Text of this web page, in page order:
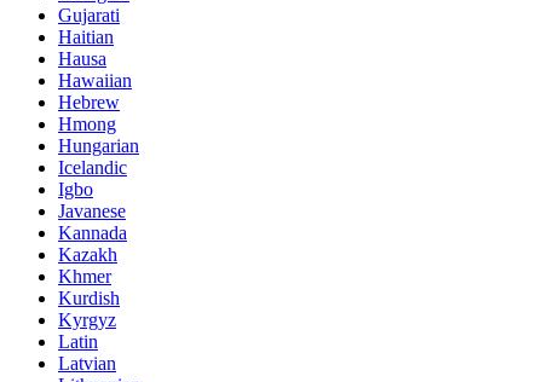
Gujarati
Haitian
Hausa
Hawaiian
Hebrew
Hmong
Hungarian
Icelandic
Igbo
Javanese
Kannada
Kazakh
Khmer
Kurdish
Kyrgyz
Latin
Latvian